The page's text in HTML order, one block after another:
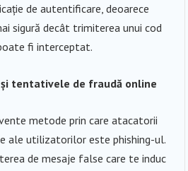
de autentificare, deoarece
sigură decât trimiterea unui cod
fi interceptat.
tentativele de fraudă online
metode prin care atacatorii
ale utilizatorilor este phishing-ul.
de mesaje false care te induc